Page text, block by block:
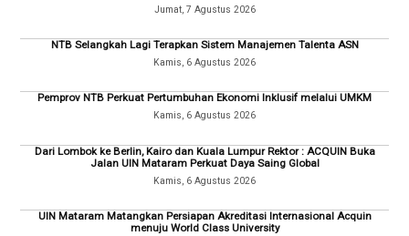
Jumat, 7 Agustus 2026
NTB Selangkah Lagi Terapkan Sistem Manajemen Talenta ASN
Kamis, 6 Agustus 2026
Pemprov NTB Perkuat Pertumbuhan Ekonomi Inklusif melalui UMKM
Kamis, 6 Agustus 2026
Dari Lombok ke Berlin, Kairo dan Kuala Lumpur Rektor : ACQUIN Buka
Jalan UIN Mataram Perkuat Daya Saing Global
Kamis, 6 Agustus 2026
UIN Mataram Matangkan Persiapan Akreditasi Internasional Acquin
menuju World Class University